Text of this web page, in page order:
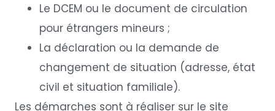
Le DCEM ou le document de circulation
pour étrangers mineurs ;
La déclaration ou la demande de
changement de situation (adresse, état
civil et situation familiale).
Les démarches sont à réaliser sur le site